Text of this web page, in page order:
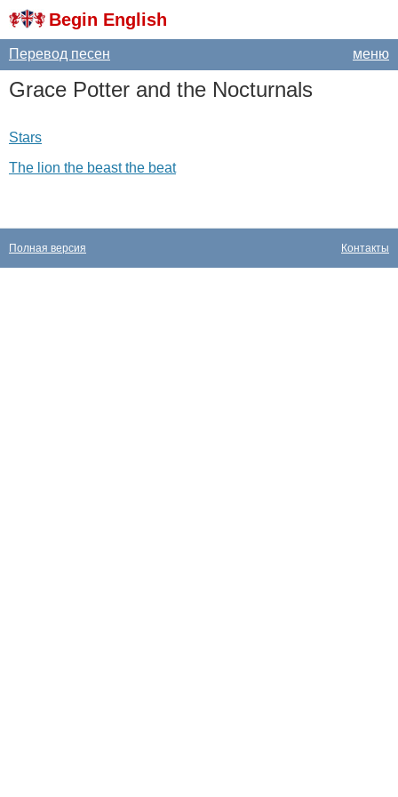
Begin English
меню
Перевод песен
Grace Potter and the Nocturnals
Stars
The lion the beast the beat
Контакты
Полная версия